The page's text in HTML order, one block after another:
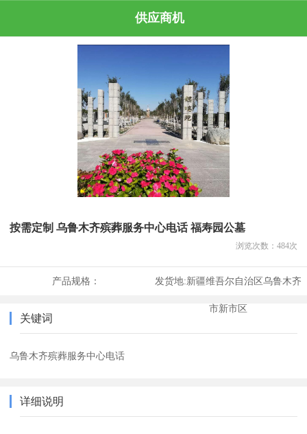
供应商机
按需定制 乌鲁木齐殡葬服务中心电话 福寿园公墓
浏览次数： 484次
产品规格： 发货地:新疆维吾尔自治区乌鲁木齐
市新市区
关键词
乌鲁木齐殡葬服务中心电话
详细说明